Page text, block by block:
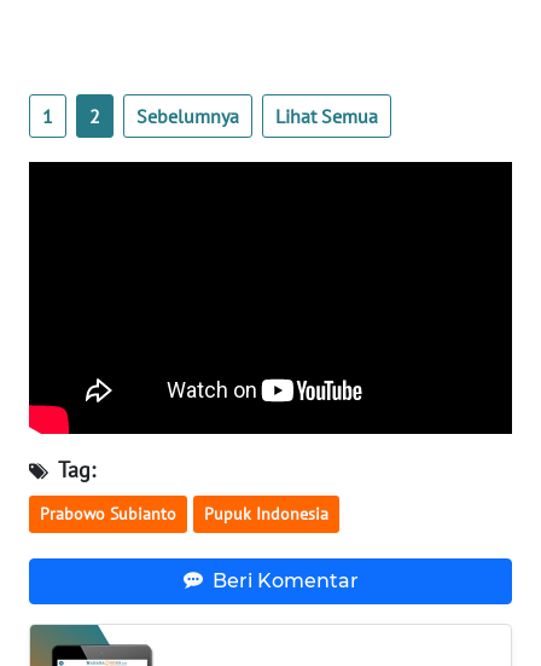
1 2 Sebelumnya Lihat Semua
Tag:
Prabowo Subianto Pupuk Indonesia
Beri Komentar
WN
SULTENG
WN
SUMBAR
WN
SUMSEL